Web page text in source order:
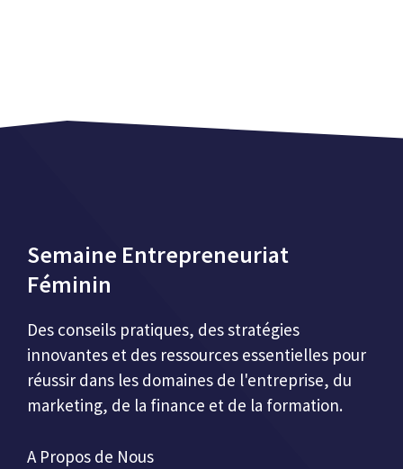
Semaine Entrepreneuriat
Féminin
Des conseils pratiques, des stratégies
innovantes et des ressources essentielles pour
réussir dans les domaines de l'entreprise, du
marketing, de la finance et de la formation.
A Propos de Nous